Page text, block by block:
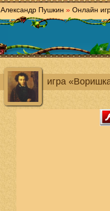
Александр Пушкин » Онлайн
игра